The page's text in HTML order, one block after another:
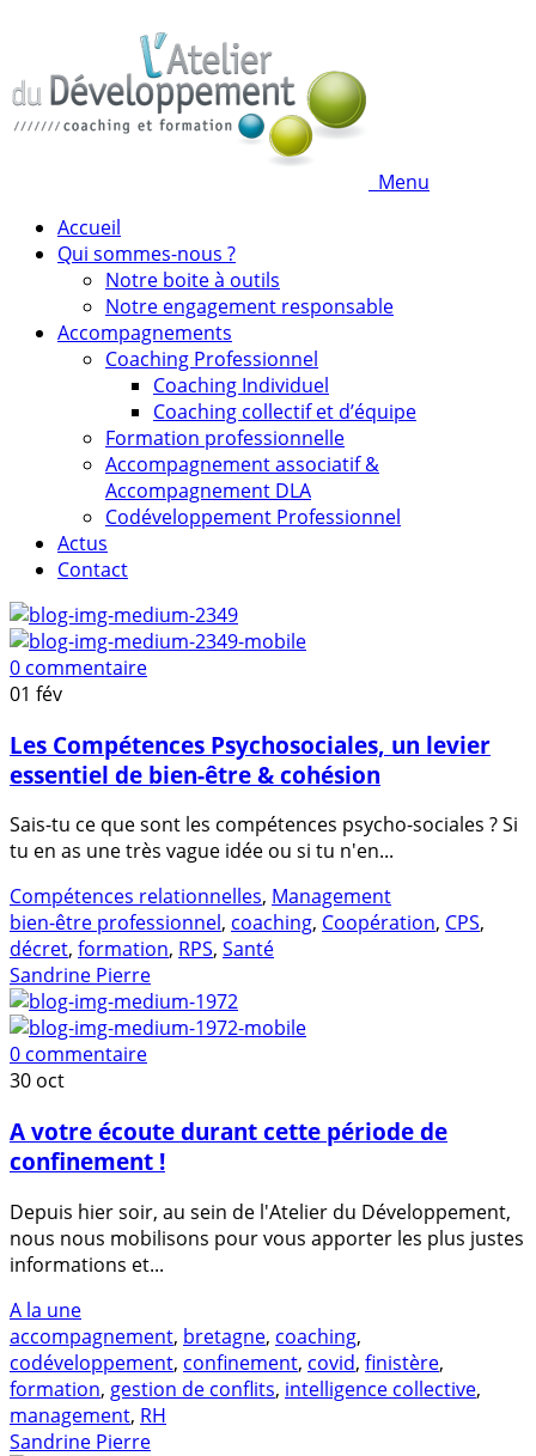
Menu
Accueil
Qui sommes-nous ?
Notre boite à outils
Notre engagement responsable
Accompagnements
Coaching Professionnel
Coaching Individuel
Coaching collectif et d’équipe
Formation professionnelle
Accompagnement associatif &
Accompagnement DLA
Codéveloppement Professionnel
Actus
Contact
0 commentaire
01 fév
Les Compétences Psychosociales, un levier
essentiel de bien-être & cohésion
Sais-tu ce que sont les compétences psycho-sociales ? Si
tu en as une très vague idée ou si tu n'en...
Compétences relationnelles, Management
bien-être professionnel, coaching, Coopération, CPS,
décret, formation, RPS, Santé
Sandrine Pierre
0 commentaire
30 oct
A votre écoute durant cette période de
confinement !
Depuis hier soir, au sein de l'Atelier du Développement,
nous nous mobilisons pour vous apporter les plus justes
informations et...
A la une
accompagnement, bretagne, coaching,
codéveloppement, confinement, covid, finistère,
formation, gestion de conflits, intelligence collective,
management, RH
Sandrine Pierre